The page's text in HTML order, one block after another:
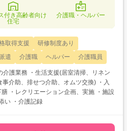
付き高齢者向け
住宅
介護職・ヘルパー
取得支援
研修制度あり
遣 介護職 ヘルパー 介護職員
室清掃、リネン
介助、排せつ介助、オムツ交換) ・入
・レクリエーション企画、実施 ・施設
い ・介護記録